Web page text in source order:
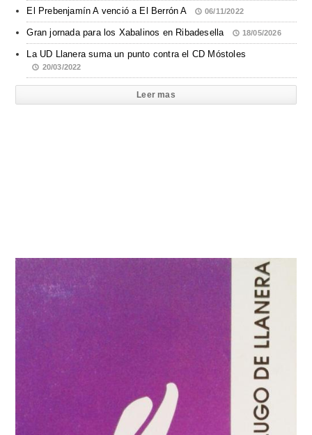
El Prebenjamín A venció a El Berrón A 06/11/2022
Gran jornada para los Xabalinos en Ribadesella 18/05/2026
La UD Llanera suma un punto contra el CD Móstoles
20/03/2022
Leer mas